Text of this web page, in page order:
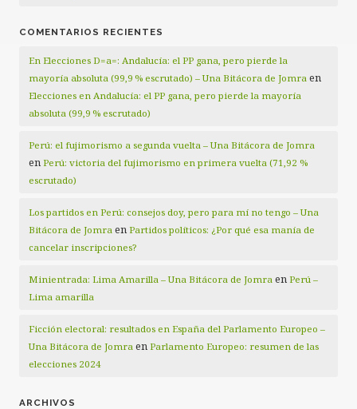
COMENTARIOS RECIENTES
En Elecciones D=a=: Andalucía: el PP gana, pero pierde la
mayoría absoluta (99,9 % escrutado) – Una Bitácora de Jomra en
Elecciones en Andalucía: el PP gana, pero pierde la mayoría
absoluta (99,9 % escrutado)
Perú: el fujimorismo a segunda vuelta – Una Bitácora de Jomra
en Perú: victoria del fujimorismo en primera vuelta (71,92 %
escrutado)
Los partidos en Perú: consejos doy, pero para mí no tengo – Una
Bitácora de Jomra en Partidos políticos: ¿Por qué esa manía de
cancelar inscripciones?
Minientrada: Lima Amarilla – Una Bitácora de Jomra en Perú –
Lima amarilla
Ficción electoral: resultados en España del Parlamento Europeo –
Una Bitácora de Jomra en Parlamento Europeo: resumen de las
elecciones 2024
ARCHIVOS